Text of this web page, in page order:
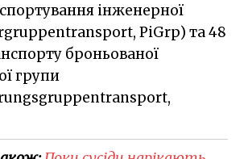
інженерної
PiGrp) та 48
броньованої
групи